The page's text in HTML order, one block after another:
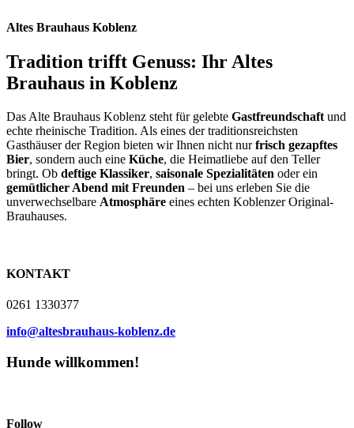
Altes Brauhaus Koblenz
Tradition trifft Genuss: Ihr Altes
Brauhaus in Koblenz
Das Alte Brauhaus Koblenz steht für gelebte Gastfreundschaft und
echte rheinische Tradition. Als eines der traditionsreichsten
Gasthäuser der Region bieten wir Ihnen nicht nurfrisch gezapftes
Bier, sondern auch eine Küche, die Heimatliebe auf den Teller
bringt. Ob deftige Klassiker, saisonale Spezialitäten oder ein
gemütlicher Abend mit Freunden – bei uns erleben Sie die
unverwechselbare Atmosphäre eines echten Koblenzer Original-
Brauhauses.
KONTAKT
0261 1330377
info@altesbrauhaus-koblenz.de
Hunde willkommen!
Follow